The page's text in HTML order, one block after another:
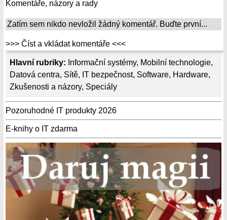
Hlavní rubriky: Informační systémy, Mobilní technologie,
Datová centra, Sítě, IT bezpečnost, Software, Hardware,
Zkušenosti a názory, Speciály
Pozoruhodné IT produkty 2026
E-knihy o IT zdarma
Komentáře, názory a rady
Zatím sem nikdo nevložil žádný komentář. Buďte první...
>>> Číst a vkládat komentáře <<<